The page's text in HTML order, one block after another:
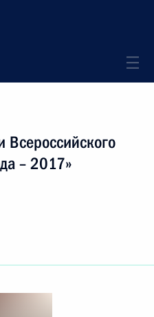
Всероссийского
– 2017»